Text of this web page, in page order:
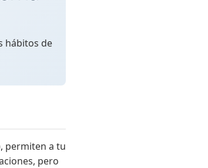
hábitos de
permiten a tu
pero